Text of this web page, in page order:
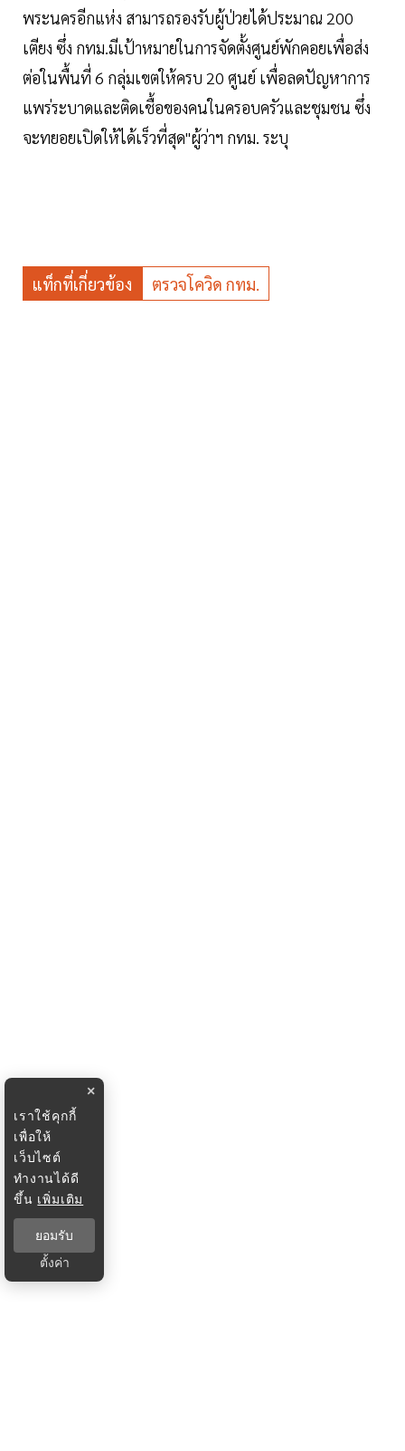
พระนครอีกแห่ง สามารถรองรับผู้ป่วยได้ประมาณ 200
เตียง ซึ่ง กทม.มีเป้าหมายในการจัดตั้งศูนย์พักคอยเพื่อส่ง
ต่อในพื้นที่ 6 กลุ่มเขตให้ครบ 20 ศูนย์ เพื่อลดปัญหาการ
แพร่ระบาดและติดเชื้อของคนในครอบครัวและชุมชน ซึ่ง
จะทยอยเปิดให้ได้เร็วที่สุด"ผู้ว่าฯ กทม. ระบุ
แท็กที่เกี่ยวข้อง ตรวจโควิด กทม.
×
เราใช้คุกกี้
เพื่อให้
เว็บไซต์
ทำงานได้ดี
ขึ้น เพิ่มเติม
ยอมรับ
ตั้งค่า